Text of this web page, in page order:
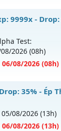
SINH
CUM-3.4
9999x -
Test:
/2026 (08h)
06/08/2026 (08h)
FULL
BOSS 24/7
35% - Ép
05/08/2026 (13h)
06/08/2026 (13h)